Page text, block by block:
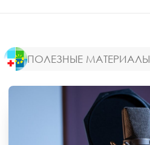
ПОЛЕЗНЫЕ МАТЕРИАЛЫ